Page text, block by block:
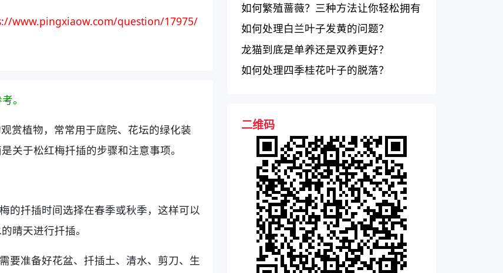
www.pingxiaow.com/question/17975/
。
赏植物，常常用于庭院、花坛的绿化装
关于松红梅扦插的步骤和注意事项。
的扦插时间选择在春季或秋季，这样可以
晴天进行扦插。
要准备好花盆、扦插土、清水、剪刀、生
旅游职业教育，以高质量教学设施为支
撑
如何繁殖蔷薇？三种方法让你轻松拥有
蔷薇花园
如何处理白兰叶子发黄的问题？
龙猫到底是单养还是双养更好？
如何处理四季桂花叶子的脱落？
二维码